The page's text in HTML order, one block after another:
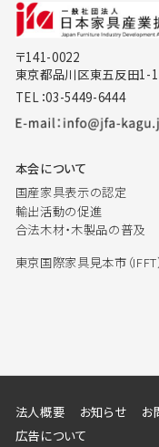
〒141-0022
東京都品川区東五反田1-
TEL：03-5449-6444
本会について
国産家具表示の認定
輸出活動の促進
合法木材・木製品の普及
東京国際家具見本市（IFFT
法人概要 お知らせ お
広告について